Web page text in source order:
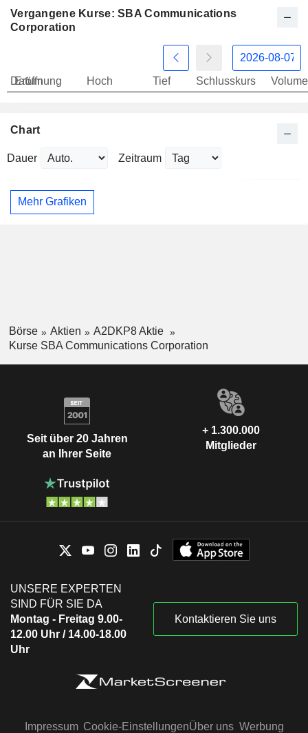
Vergangene Kurse: SBA Communications
Corporation
Datum
Eröffnung Hoch Tief Schlusskurs
Chart
Dauer Zeitraum
Mehr Grafiken
Börse Aktien
A2DKP8 Aktie
Kurse SBA Communications Corporation
Seit über 20 Jahren
an Ihrer Seite
+ 1.300.000
Mitglieder
UNSERE EXPERTEN
SIND FÜR SIE DA
Montag - Freitag 9.00-
12.00 Uhr / 14.00-18.00
Uhr
Kontaktieren Sie uns
Impressum Cookie-EinstellungenÜber uns Werbung